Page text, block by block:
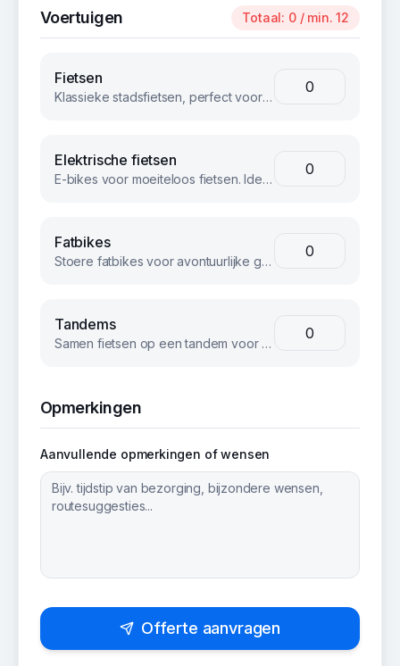
Voertuigen Totaal: 0/ min. 12
Fietsen
Klassieke stadsfietsen, perfect voor groepsuitjes en bedrijfsevents. Betrouwbaar en comfortabel voor iedereen.
Elektrische fietsen
E-bikes voor moeiteloos fietsen. Ideaal voor langere afstanden of heuvelachtig terrein.
Fatbikes
Stoere fatbikes voor avontuurlijke groepen. Geschikt voor strand, bos en terrein.
Tandems
Samen fietsen op een tandem voor een unieke teambuilding ervaring.
Opmerkingen
Aanvullende opmerkingen of wensen
Offerte aanvragen